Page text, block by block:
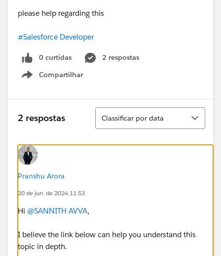
please help regarding this
#Salesforce Developer
0 curtidas
2 respostas
Compartilhar
Show menu
2 respostas
Classificar
Classificar por data
Pranshu Arora
20 de jun. de 2024 11:53
Hi @SANNITH AVVA,
I believe the link below can help you understand this
topic in depth.